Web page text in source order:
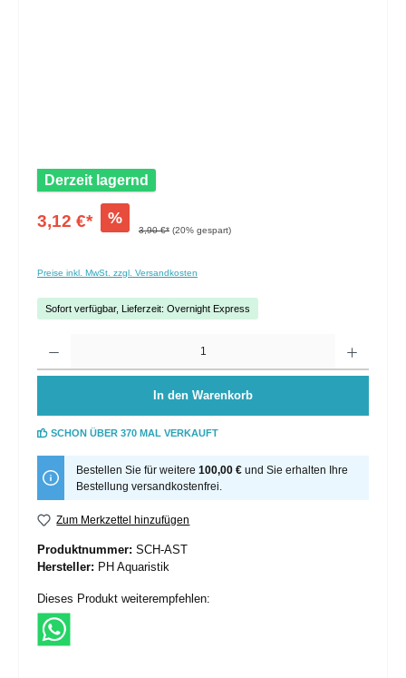
Derzeit lagernd
3,12 €* %
3,90 €* (20% gespart)
Preise inkl. MwSt. zzgl. Versandkosten
Sofort verfügbar, Lieferzeit: Overnight Express
In den Warenkorb
SCHON ÜBER 370 MAL VERKAUFT
Bestellen Sie für weitere100,00 € und Sie erhalten Ihre
Bestellung versandkostenfrei.
Zum Merkzettel hinzufügen
Produktnummer: SCH-AST
Hersteller: PH Aquaristik
Dieses Produkt weiterempfehlen: